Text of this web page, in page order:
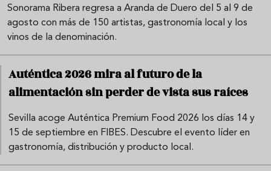
Sonorama Ribera regresa a Aranda de Duero del 5 al 9 de
agosto con más de 150 artistas, gastronomía local y los
vinos de la denominación.
Auténtica 2026 mira al futuro de la
alimentación sin perder de vista sus raíces
Sevilla acoge Auténtica Premium Food 2026 los días 14 y
15 de septiembre en FIBES. Descubre el evento líder en
gastronomía, distribución y producto local.